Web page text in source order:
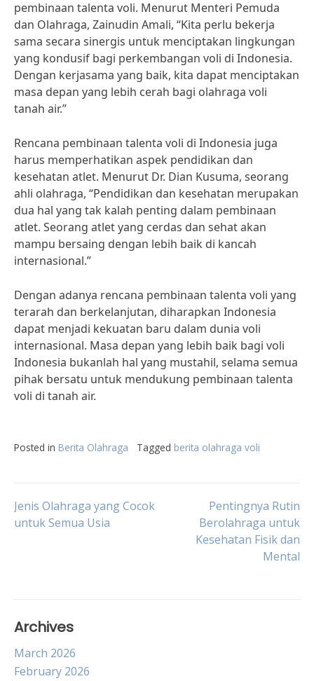
pembinaan talenta voli. Menurut Menteri Pemuda
dan Olahraga, Zainudin Amali, “Kita perlu bekerja
sama secara sinergis untuk menciptakan lingkungan
yang kondusif bagi perkembangan voli di Indonesia.
Dengan kerjasama yang baik, kita dapat menciptakan
masa depan yang lebih cerah bagi olahraga voli
tanah air.”
Rencana pembinaan talenta voli di Indonesia juga
harus memperhatikan aspek pendidikan dan
kesehatan atlet. Menurut Dr. Dian Kusuma, seorang
ahli olahraga, “Pendidikan dan kesehatan merupakan
dua hal yang tak kalah penting dalam pembinaan
atlet. Seorang atlet yang cerdas dan sehat akan
mampu bersaing dengan lebih baik di kancah
internasional.”
Dengan adanya rencana pembinaan talenta voli yang
terarah dan berkelanjutan, diharapkan Indonesia
dapat menjadi kekuatan baru dalam dunia voli
internasional. Masa depan yang lebih baik bagi voli
Indonesia bukanlah hal yang mustahil, selama semua
pihak bersatu untuk mendukung pembinaan talenta
voli di tanah air.
Posted in Berita Olahraga Tagged berita olahraga voli
Post
Jenis Olahraga yang Cocok
untuk Semua Usia
Pentingnya Rutin
Berolahraga untuk
Kesehatan Fisik dan
Mental
Archives
March 2026
February 2026